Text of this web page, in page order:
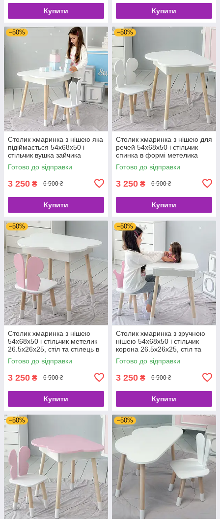
Купити Купити
–50%
Столик хмаринка з нішею яка
підіймається 54х68х50 і
стільчик вушка зайчика
26.5х26х25, стіл та стілець в
дитячу, білий
Готово до відправки
3 250 ₴ 6 500 ₴
Купити
–50%
Столик хмаринка з нішею для
речей 54х68х50 і стільчик
спинка в формі метелика
26.5х26х25, стіл та стілець в
дитячу кімнату, білий
Готово до відправки
3 250 ₴ 6 500 ₴
Купити
–50%
Столик хмаринка з нішею
54х68х50 і стільчик метелик
26.5х26х25, стіл та стілець в
дитячу, білий з рожевим
Готово до відправки
3 250 ₴ 6 500 ₴
Купити
–50%
Столик хмаринка з зручною
нішею 54х68х50 і стільчик
корона 26.5х26х25, стіл та
стілець в дитячу, білий з
рожевим
Готово до відправки
3 250 ₴ 6 500 ₴
Купити
–50% –50%